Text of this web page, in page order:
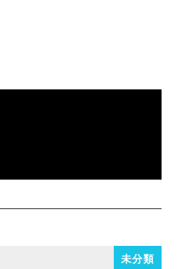
未分類